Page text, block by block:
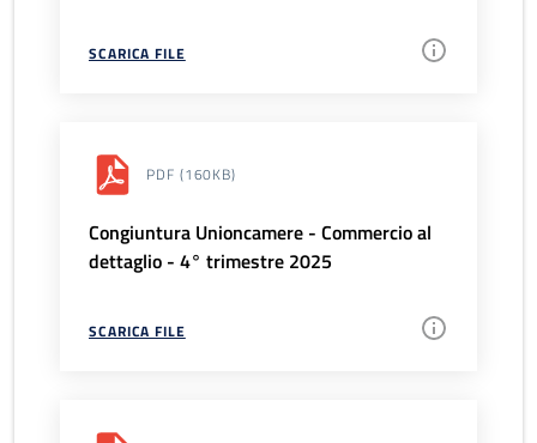
SCARICA FILE
PDF (160KB)
Congiuntura Unioncamere - Commercio al
dettaglio - 4° trimestre 2025
SCARICA FILE